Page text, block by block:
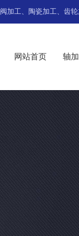
阀加工、 陶瓷加工、齿
网站首页 轴